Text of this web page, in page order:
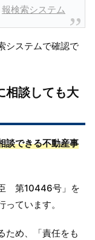
報検索システム
システムで確認で
相談しても大
談できる不動産事
第10446号」を
ています。
ため、「責任をも